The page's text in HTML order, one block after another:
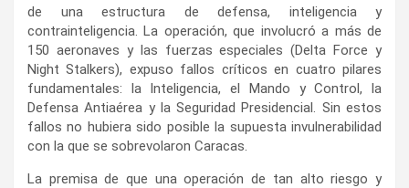
de una estructura de defensa, inteligencia y
contrainteligencia. La operación, que involucró a más de
150 aeronaves y las fuerzas especiales (Delta Force y
Night Stalkers), expuso fallos críticos en cuatro pilares
fundamentales: la Inteligencia, el Mando y Control, la
Defensa Antiaérea y la Seguridad Presidencial. Sin estos
fallos no hubiera sido posible la supuesta invulnerabilidad
con la que se sobrevolaron Caracas.
La premisa de que una operación de tan alto riesgo y